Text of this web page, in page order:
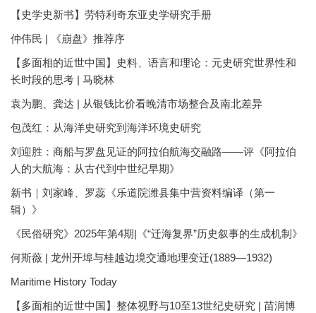
【史学史新书】劳特利奇东亚史学研究手册
仲伟民 | 《崩盘》推荐序
【多面相的近世中国】史料、语言和理论：元史研究世界性和
长时段的思考 | 马晓林
袁为鹏、龚达 | 从银钱比价看晚清市场整合及南北差异
包茂红：从海洋史研究到海洋环境史研究
刘迎胜：商船与罗盘见证的阿拉伯航海交融路——评《阿拉伯
人的大航海：从古代到中世纪早期》
新书｜刘家峰、罗蕊《乐道院潍县集中营资料编译（第一
辑）》
《民俗研究》2025年第4期|《“迁海复界”历史叙事的生成机制》
何斯薇 | 龙州开埠与桂越边境交通地理变迁(1889—1932)
Maritime History Today
【多面相的近世中国】整体视野与10至13世纪史研究 | 苗润博